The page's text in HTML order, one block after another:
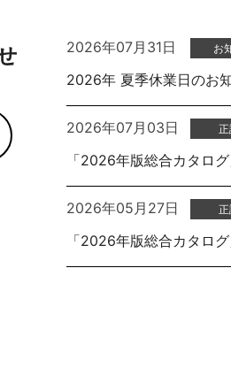
2026年07月31日 お
2026年 夏季休業日のお
2026年07月03日
「2026年版総合カタロ
2026年05月27日
「2026年版総合カタロ
抗菌対応商品